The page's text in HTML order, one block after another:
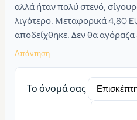
αλλά ήταν πολύ στενό,
λιγότερο. Μεταφορικά 4,80
αποδείχθηκε. Δεν θα αγόραζα
Απάντηση
Το όνομά σας